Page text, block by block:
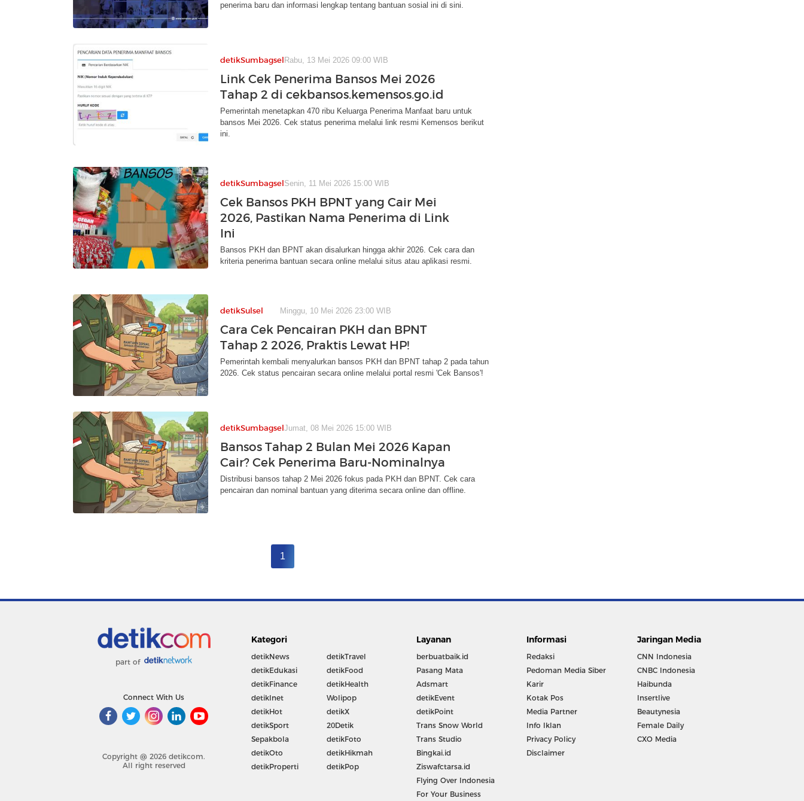
penerima baru dan informasi lengkap tentang bantuan sosial ini di sini.
detikSumbagsel Rabu, 13 Mei 2026 09:00 WIB
Link Cek Penerima Bansos Mei 2026
Tahap 2 di cekbansos.kemensos.go.id
Pemerintah menetapkan 470 ribu Keluarga Penerima Manfaat baru untuk
bansos Mei 2026. Cek status penerima melalui link resmi Kemensos berikut
ini.
detikSumbagselSenin, 11 Mei 2026 15:00 WIB
Cek Bansos PKH BPNT yang Cair Mei
2026, Pastikan Nama Penerima di Link
Ini
Bansos PKH dan BPNT akan disalurkan hingga akhir 2026. Cek cara dan
kriteria penerima bantuan secara online melalui situs atau aplikasi resmi.
detikSulsel Minggu, 10 Mei 2026 23:00 WIB
Cara Cek Pencairan PKH dan BPNT
Tahap 2 2026, Praktis Lewat HP!
Pemerintah kembali menyalurkan bansos PKH dan BPNT tahap 2 pada tahun
2026. Cek status pencairan secara online melalui portal resmi 'Cek Bansos'!
detikSumbagselJumat, 08 Mei 2026 15:00 WIB
Bansos Tahap 2 Bulan Mei 2026 Kapan
Cair? Cek Penerima Baru-Nominalnya
Distribusi bansos tahap 2 Mei 2026 fokus pada PKH dan BPNT. Cek cara
pencairan dan nominal bantuan yang diterima secara online dan offline.
1
part of
Connect With Us
Copyright @ 2026 detikcom.
All right reserved
Kategori
detikNews
detikEdukasi
detikFinance
detikInet
detikHot
detikSport
Sepakbola
detikOto
detikProperti
detikTravel
detikFood
detikHealth
Wolipop
detikX
20Detik
detikFoto
detikHikmah
detikPop
Layanan
berbuatbaik.id
Pasang Mata
Adsmart
detikEvent
detikPoint
Trans Snow World
Trans Studio
Bingkai.id
Ziswafctarsa.id
Flying Over Indonesia
For Your Business
Informasi
Redaksi
Pedoman Media Siber
Karir
Kotak Pos
Media Partner
Info Iklan
Privacy Policy
Disclaimer
Jaringan Media
CNN Indonesia
CNBC Indonesia
Haibunda
Insertlive
Beautynesia
Female Daily
CXO Media